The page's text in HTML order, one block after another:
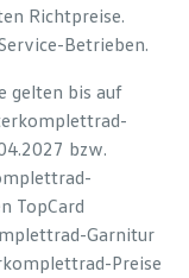
Richtpreise.
Betrieben.
gelten bis auf
bzw.
TopCard
Garnitur
Preise